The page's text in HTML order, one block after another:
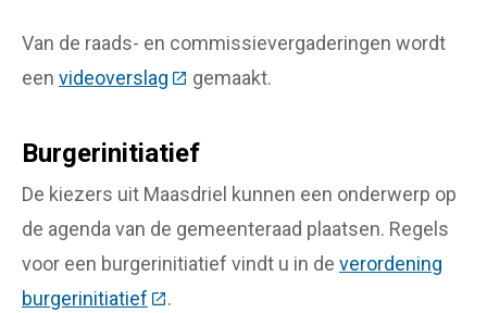
Van de raads- en commissievergaderingen wordt
een videoverslag (Deze link gaat naar een externe
gemaakt.
Burgerinitiatief
De kiezers uit Maasdriel kunnen een onderwerp op
de agenda van de gemeenteraad plaatsen. Regels
voor een burgerinitiatief vindt u in de verordening
burgerinitiatief (Deze link gaat naar een externe
.